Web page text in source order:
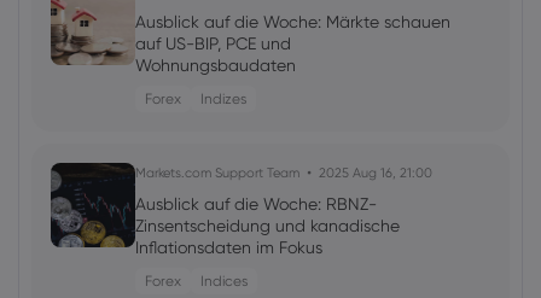
Ausblick auf die Woche: Märkte schauen
auf US-BIP, PCE und
Wohnungsbaudaten
Forex Indizes
Markets.com Support Team 2025 Aug 16, 21:00
Ausblick auf die Woche: RBNZ-
Zinsentscheidung und kanadische
Inflationsdaten im Fokus
Forex Indices